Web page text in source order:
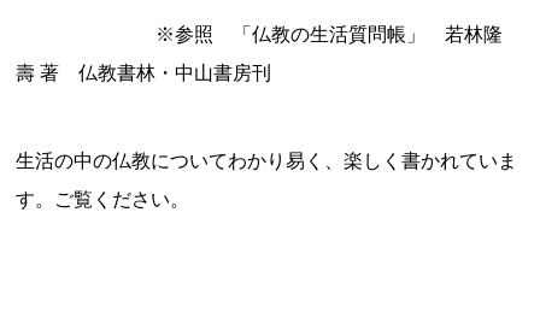
※参照 「仏教の生活質問帳」 若林隆
壽 著 仏教書林・中山書房刊
生活の中の仏教についてわかり易く、楽しく書かれていま
す。ご覧ください。